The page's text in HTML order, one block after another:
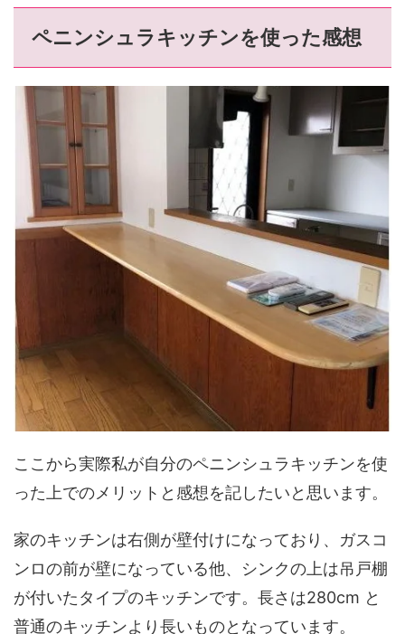
ペニンシュラキッチンを使った感想
ここから実際私が自分のペニンシュラキッチンを使
った上でのメリットと感想を記したいと思います。
家のキッチンは右側が壁付けになっており、ガスコ
ンロの前が壁になっている他、シンクの上は吊戸棚
が付いたタイプのキッチンです。長さは280cm と
普通のキッチンより長いものとなっています。